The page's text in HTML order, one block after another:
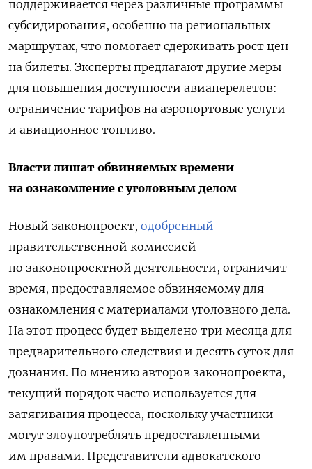
поддерживается через различные программы
субсидирования, особенно на региональных
маршрутах, что помогает сдерживать рост цен
на билеты. Эксперты предлагают другие меры
для повышения доступности авиаперелетов:
ограничение тарифов на аэропортовые услуги
и авиационное топливо.
Власти лишат обвиняемых времени
на ознакомление с уголовным делом
Новый законопроект, одобренный
правительственной комиссией
по законопроектной деятельности, ограничит
время, предоставляемое обвиняемому для
ознакомления с материалами уголовного дела.
На этот процесс будет выделено три месяца для
предварительного следствия и десять суток для
дознания. По мнению авторов законопроекта,
текущий порядок часто используется для
затягивания процесса, поскольку участники
могут злоупотреблять предоставленными
им правами. Представители адвокатского